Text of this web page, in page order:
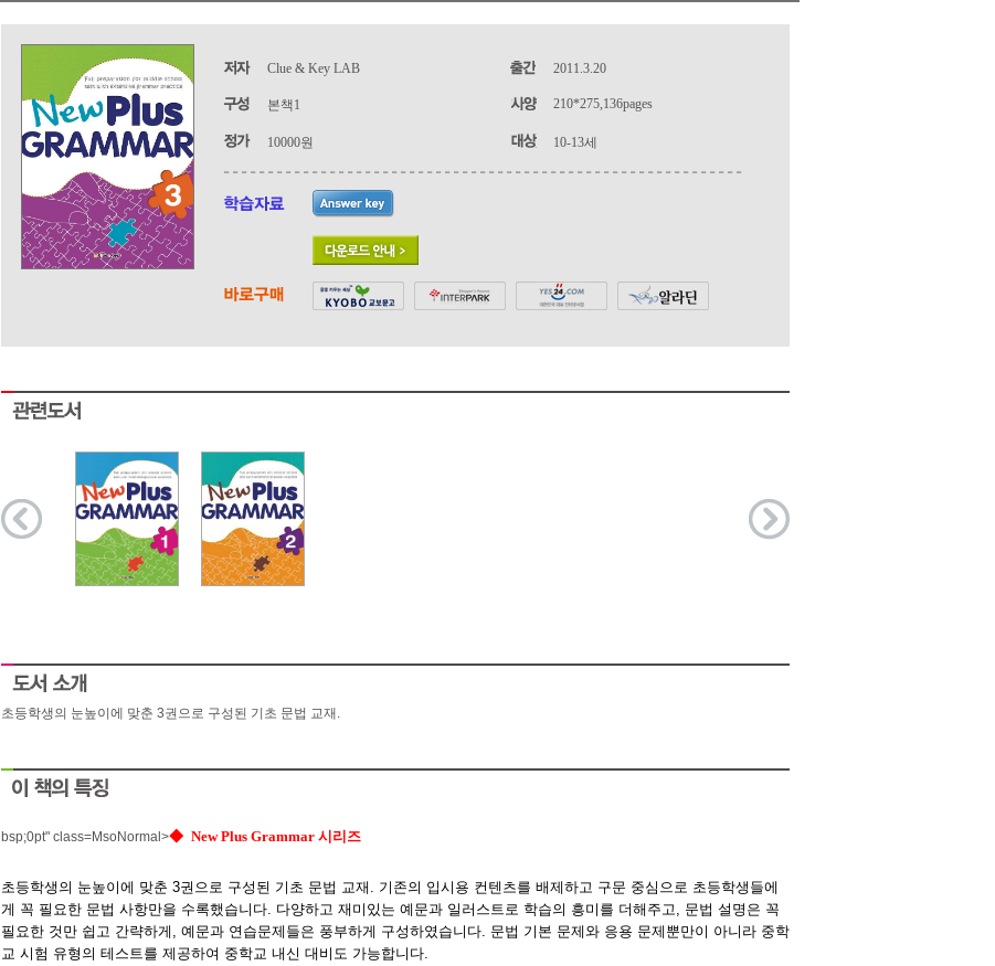
Clue & Key LAB 2011.3.20
본책1 210*275,136pages
10000원 10-13세
초등학생의 눈높이에 맞춘 3권으로 구성된 기초 문법 교재.
bsp;0pt" class=MsoNormal>◆ New Plus Grammar 시리즈
초등학생의 눈높이에 맞춘 3권으로 구성된 기초 문법 교재 . 기존의 입시용 컨텐츠를 배제하고 구문 중심으로 초등학생들에
게 꼭 필요한 문법 사항만을 수록했습니다. 다양하고 재미있는 예문과 일러스트로 학습의 흥미를 더해주고, 문법 설명은 꼭
필요한 것만 쉽고 간략하게 , 예문과 연습문제들은 풍부하게 구성하였습니다. 문법 기본 문제와 응용 문제뿐만이 아니라 중학
교 시험 유형의 테스트를 제공하여 중학교 내신 대비도 가능합니다.